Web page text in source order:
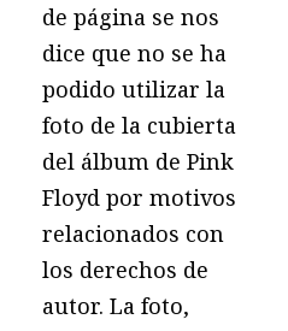
de página se nos
dice que no se ha
podido utilizar la
foto de la cubierta
del álbum de Pink
Floyd por motivos
relacionados con
los derechos de
autor. La foto,